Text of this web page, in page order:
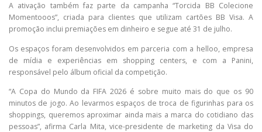
A ativação também faz parte da campanha “Torcida BB Colecione
Momentooos”, criada para clientes que utilizam cartões BB Visa. A
promoção inclui premiações em dinheiro e segue até 31 de julho.
Os espaços foram desenvolvidos em parceria com a helloo, empresa
de mídia e experiências em shopping centers, e com a Panini,
responsável pelo álbum oficial da competição.
“A Copa do Mundo da FIFA 2026 é sobre muito mais do que os 90
minutos de jogo. Ao levarmos espaços de troca de figurinhas para os
shoppings, queremos aproximar ainda mais a marca do cotidiano das
pessoas”, afirma Carla Mita, vice-presidente de marketing da Visa do